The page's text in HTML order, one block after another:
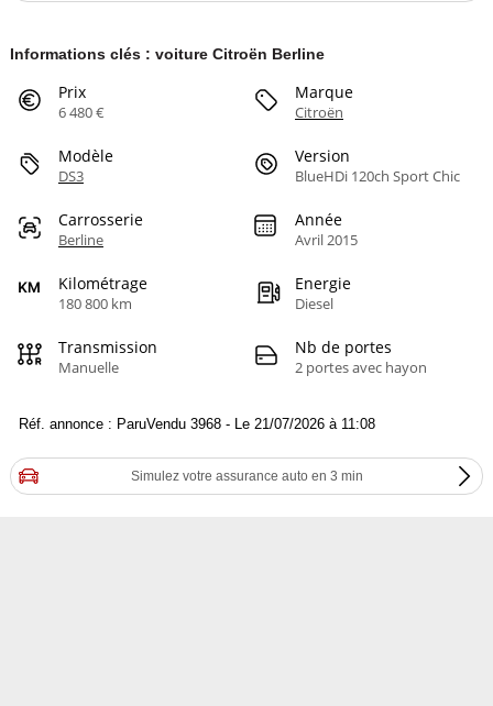
Informations clés : voiture Citroën Berline
Prix
6 480 €
Marque
Citroën
Modèle
DS3
Version
BlueHDi 120ch Sport Chic
Carrosserie
Berline
Année
Avril 2015
Kilométrage
180 800 km
Energie
Diesel
Transmission
Manuelle
Nb de portes
2 portes avec hayon
Réf. annonce : ParuVendu 3968 - Le 21/07/2026 à 11:08
Simulez votre assurance auto en 3 min